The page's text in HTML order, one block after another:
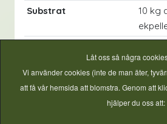
Substrat
10 kg
Skördetid
Tillverkning
Låt oss så några
Vi använder cookies (inte de man äter,
att få vår hemsida att blomstra. Genom att
hjälper du oss att: